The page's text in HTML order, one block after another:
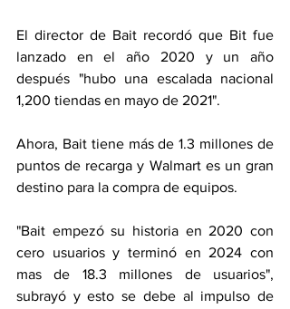
El director de Bait recordó que Bit fue
lanzado en el año 2020 y un año
después "hubo una escalada nacional
1,200 tiendas en mayo de 2021".
Ahora, Bait tiene más de 1.3 millones de
puntos de recarga y Walmart es un gran
destino para la compra de equipos.
"Bait empezó su historia en 2020 con
cero usuarios y terminó en 2024 con
mas de 18.3 millones de usuarios",
subrayó y esto se debe al impulso de